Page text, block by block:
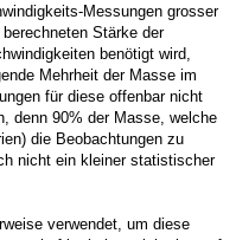
Messungen grosser
Stärke der
benötigt wird,
Mehrheit der Masse im
für diese offenbar nicht
denn 90% der Masse, welche
die Beobachtungen zu
nicht ein kleiner statistischer
verwendet, um diese